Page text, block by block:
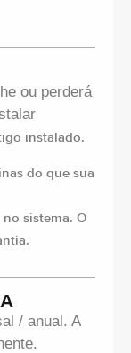
ou perderá
instalado.
do que sua
no sistema. O
/ anual. A